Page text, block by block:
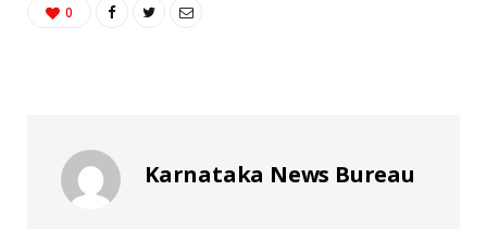
0
Karnataka News Bureau